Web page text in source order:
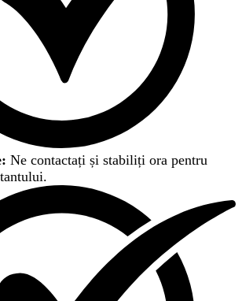
Ne contactați și stabiliți ora pentru